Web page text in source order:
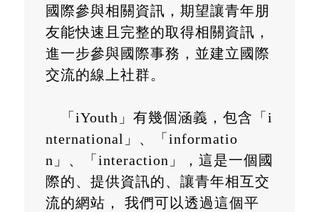
國際參與相關資訊，期望讓青年朋
友能快速且完整的取得相關資訊，
進一步參與國際事務，並建立國際
交流的線上社群。
「iYouth」有幾個涵義，包含「i
nternational」、「informatio
n」、「interaction」，這是一個國
際的、提供資訊的、讓青年相互交
流的網站， 我們可以透過這個平